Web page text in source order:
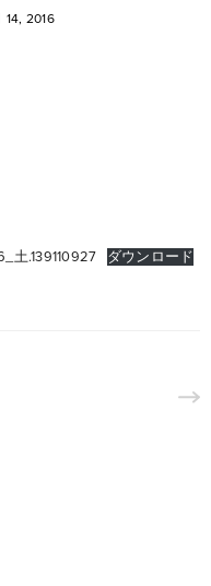
14, 2016
土.139110927 ダウンロード